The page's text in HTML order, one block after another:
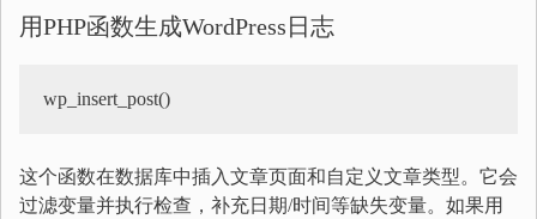
用PHP函数生成WordPress日志
wp_insert_post()
这个函数在数据库中插入文章页面和自定义文章类型。它会
过滤变量并执行检查，补充日期/时间等缺失变量。如果用